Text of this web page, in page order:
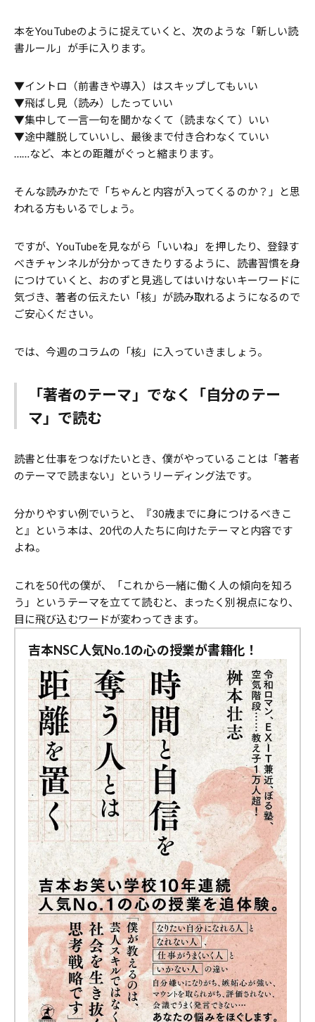
本をYouTubeのように捉えていくと、次のような「新しい読
書ルール」が手に入ります。
▼イントロ（前書きや導入）はスキップしてもいい
▼飛ばし見（読み）したっていい
▼集中して一言一句を聞かなくて（読まなくて）いい
▼途中離脱していいし、最後まで付き合わなくていい
……など、本との距離がぐっと縮まります。
そんな読みかたで「ちゃんと内容が入ってくるのか？」と思
われる方もいるでしょう。
ですが、YouTubeを見ながら「いいね」を押したり、登録す
べきチャンネルが分かってきたりするように、読書習慣を身
につけていくと、おのずと見逃してはいけないキーワードに
気づき、著者の伝えたい「核」が読み取れるようになるので
ご安心ください。
では、今週のコラムの「核」に入っていきましょう。
「著者のテーマ」でなく「自分のテー
マ」で読む
読書と仕事をつなげたいとき、僕がやっていることは「著者
のテーマで読まない」というリーディング法です。
分かりやすい例でいうと、『30歳までに身につけるべきこ
と』という本は、20代の人たちに向けたテーマと内容です
よね。
これを50代の僕が、「これから一緒に働く人の傾向を知ろ
う」というテーマを立てて読むと、まったく別視点になり、
目に飛び込むワードが変わってきます。
吉本NSC人気No.1の心の授業が書籍化！